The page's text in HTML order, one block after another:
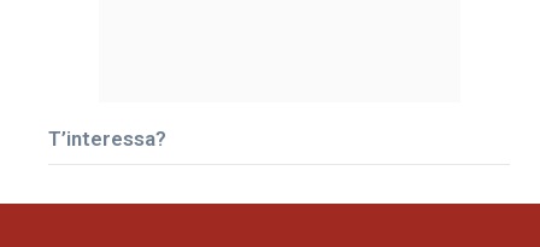
T’interessa?